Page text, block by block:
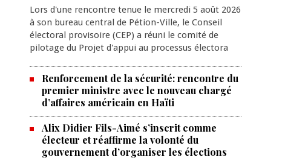
Lors d'une rencontre tenue le mercredi 5 août 2026
à son bureau central de Pétion-Ville, le Conseil
électoral provisoire (CEP) a réuni le comité de
pilotage du Projet d'appui au processus électora
Renforcement de la sécurité: rencontre du
premier ministre avec le nouveau chargé
d’affaires américain en Haïti
Alix Didier Fils-Aimé s’inscrit comme
électeur et réaffirme la volonté du
gouvernement d’organiser les élections